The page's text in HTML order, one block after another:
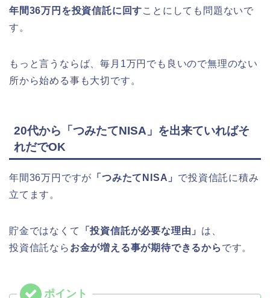
年間36万円を投資信託に回すことにしても問題ないで
す。
もっと言うならば、毎月1万円でも良いので無理のない
所から始める事も大切です。
20代から「つみたてNISA」を出来ていればそ
れだでOK
年間36万円ですが 「つみたてNISA」 で投資信託に積み
立てます。
貯金ではなくて 「投資信託が必要な理由」 は、
投資信託なら お金が増える事が期待できるから です。